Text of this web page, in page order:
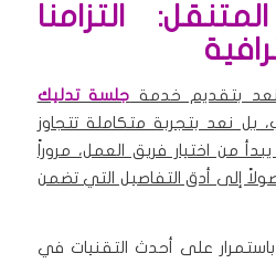
التزامنا
بتقديم خدمة جلسة تدليك
بل نعد بتجربة متكاملة تتجاوز
من اختيار فريق العمل، مروراً
إلى أدق التفاصيل التي تضمن
على أحدث التقنيات في